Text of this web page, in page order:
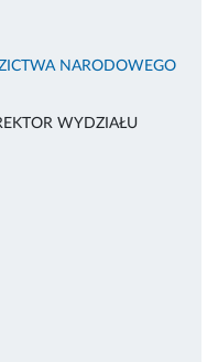
NARODOWEGO
WYDZIAŁU